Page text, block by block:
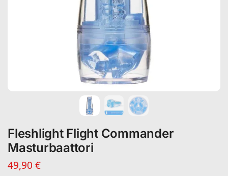
Fleshlight Flight Commander
Masturbaattori
49,90 €